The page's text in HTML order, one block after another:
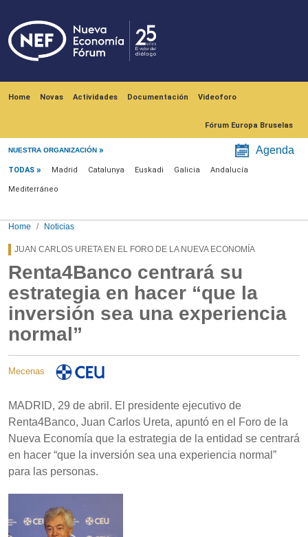
Home Novas Actividades Documentación Videoforo
Fórum Europa Bruselas
NUESTRA ORGANIZACIÓN Agenda
Menú noticias
TODAS Madrid Catalunya Euskadi Galicia Andalucía
Mediterráneo
Home Noticias
JUAN CARLOS URETA EN EL FORO DE LA NUEVA ECONOMÍA
Renta4Banco centrará su
estrategia en hacer “que la
inversión sea una experiencia
normal”
Mecenas
MADRID, 29 de abril. El presidente ejecutivo de
Renta4Banco, Juan Carlos Ureta, apuntó en el Foro de la
Nueva Economía que la estrategia de la entidad se centrará
en hacer “que la inversión sea una experiencia normal”
para las personas.